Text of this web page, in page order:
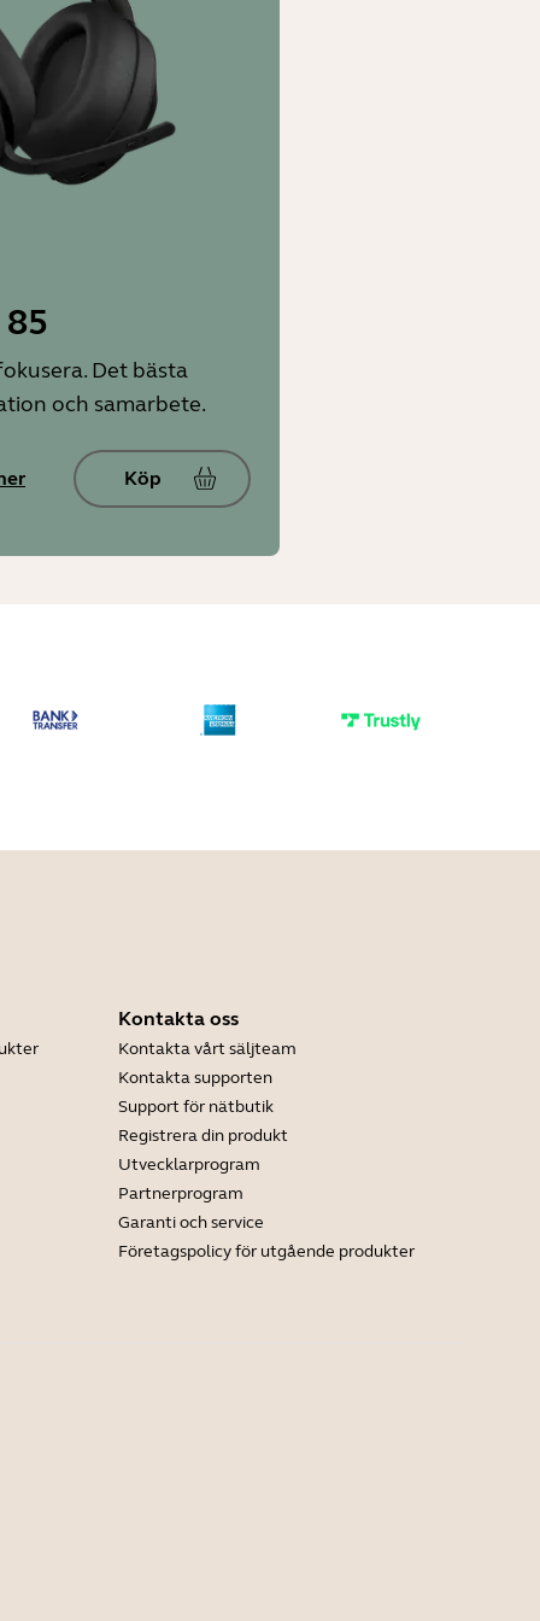
Det bästa
och samarbete.
Köp
Kontakta oss
Kontakta vårt säljteam
Kontakta supporten
Support för nätbutik
Registrera din produkt
Utvecklarprogram
Partnerprogram
Garanti och service
Företagspolicy för utgående produkter